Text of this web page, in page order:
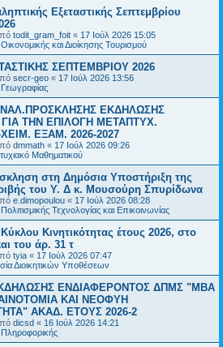
Εξεταστικής Σεπτεμβρίου
todit_gram_foit « 17 Ιούλ 2026 15:05
και Διοίκησης Τουρισμού
ΣΕΠΤΕΜΒΡΙΟΥ 2026
secr-geo « 17 Ιούλ 2026 13:56
ΕΚΔΗΛΩΣΗΣ
ΤΗΝ ΕΠΙΛΟΓΗ ΜΕΤΑΠΤΥΧ.
ΕΞΑΜ. 2026-2027
dmmath « 17 Ιούλ 2026 09:26
Μαθηματικού
στη Δημόσια Υποστήριξη της
του Υ. Δ κ. Μουσούρη Σπυρίδωνα
e.dimopoulou « 17 Ιούλ 2026 08:28
Τεχνολογίας και Επικοινωνίας
Κινητικότητας έτους 2026, στο
του άρ. 31 τ
tyia « 17 Ιούλ 2026 07:47
Διοικητικών Υποθέσεων
ΕΝΔΙΑΦΕΡΟΝΤΟΣ ΔΠΜΣ "ΜΒΑ
ΚΑΙ ΝΕΟΦΥΗ
ΑΚΑΔ. ΕΤΟΥΣ 2026-2
dicsd « 16 Ιούλ 2026 14:21